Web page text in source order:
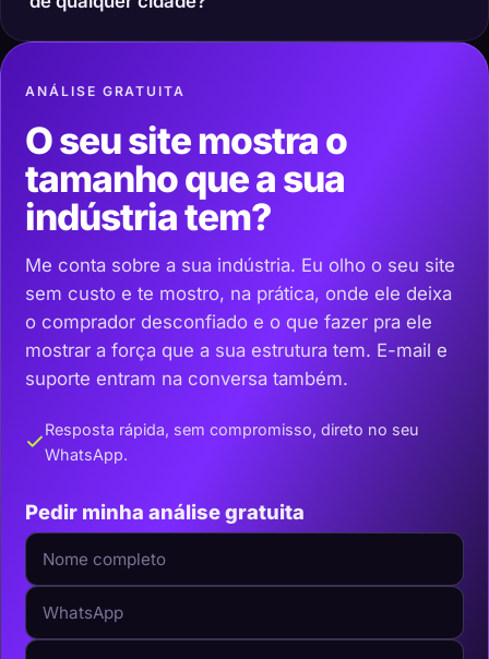
ANÁLISE GRATUITA
O seu site mostra o
tamanho que a sua
indústria tem?
Me conta sobre a sua indústria. Eu olho o seu site
sem custo e te mostro, na prática, onde ele deixa
o comprador desconfiado e o que fazer pra ele
mostrar a força que a sua estrutura tem. E-mail e
suporte entram na conversa também.
Resposta rápida, sem compromisso, direto no seu
WhatsApp.
Pedir minha análise gratuita